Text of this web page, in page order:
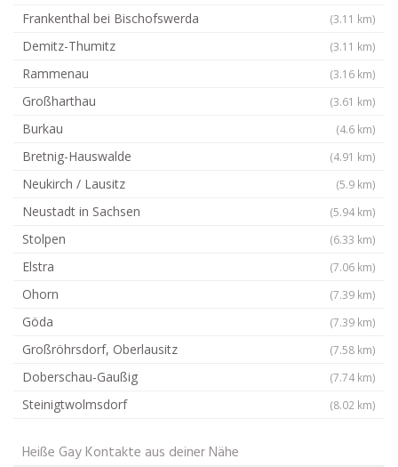
Frankenthal bei Bischofswerda (3.11 km)
Demitz-Thumitz (3.11 km)
Rammenau (3.16 km)
Großharthau (3.61 km)
Burkau (4.6 km)
Bretnig-Hauswalde (4.91 km)
Neukirch / Lausitz (5.9 km)
Neustadt in Sachsen (5.94 km)
Stolpen (6.33 km)
Elstra (7.06 km)
Ohorn (7.39 km)
Göda (7.39 km)
Großröhrsdorf, Oberlausitz (7.58 km)
Doberschau-Gaußig (7.74 km)
Steinigtwolmsdorf (8.02 km)
Heiße Gay Kontakte aus deiner Nähe